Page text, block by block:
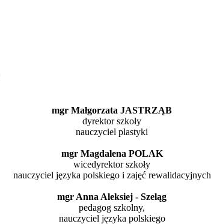
mgr Małgorzata JASTRZĄB
dyrektor szkoły
nauczyciel plastyki
mgr Magdalena POLAK
wicedyrektor szkoły
nauczyciel języka polskiego i zajęć rewalidacyjnych
mgr Anna Aleksiej - Szeląg
pedagog szkolny,
nauczyciel języka polskiego